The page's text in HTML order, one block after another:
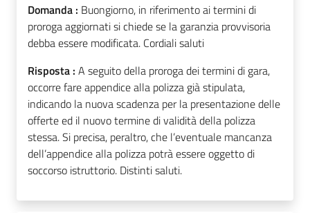
Domanda : Buongiorno, in riferimento ai termini di
proroga aggiornati si chiede se la garanzia provvisoria
debba essere modificata. Cordiali saluti
Risposta : A seguito della proroga dei termini di gara,
occorre fare appendice alla polizza già stipulata,
indicando la nuova scadenza per la presentazione delle
offerte ed il nuovo termine di validità della polizza
stessa. Si precisa, peraltro, che l’eventuale mancanza
dell’appendice alla polizza potrà essere oggetto di
soccorso istruttorio. Distinti saluti.